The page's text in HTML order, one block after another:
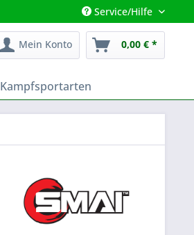
Service/Hilfe
Mein Konto 0,00 € *
Kampfsportarten